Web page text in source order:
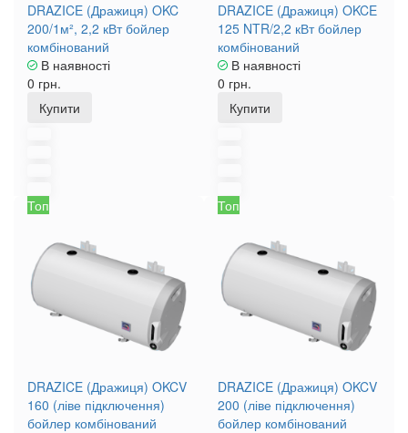
DRAZICE (Дражиця) OKC
200/1м², 2,2 кВт бойлер
комбінований
В наявності
0 грн.
Купити
DRAZICE (Дражиця) OKCE
125 NTR/2,2 кВт бойлер
комбінований
В наявності
0 грн.
Купити
Топ
DRAZICE (Дражиця) OKCV
160 (ліве підключення)
бойлер комбінований
Топ
DRAZICE (Дражиця) OKCV
200 (ліве підключення)
бойлер комбінований